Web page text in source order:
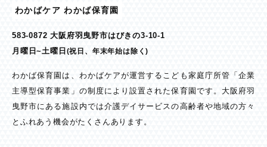
わかばケア わかば保育園
583-0872 大阪府羽曳野市はびきの3-10-1
月曜日~土曜日(祝日、年末年始は除く)
わかば保育園は、わかばケアが運営するこども家庭庁所管「企業
主導型保育事業」の制度により設置された保育園です。大阪府羽
曳野市にある施設内では介護デイサービスの高齢者や地域の方々
とふれあう機会がたくさんあります。